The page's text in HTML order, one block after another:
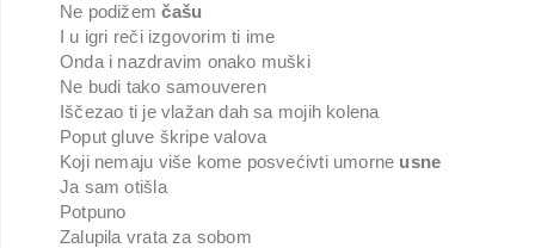
Ne podižemčašu
I u igri reči izgovorim ti ime
Onda i nazdravim onako muški
Ne budi tako samouveren
Iščezao ti je vlažan dah sa mojih kolena
Poput gluve škripe valova
Koji nemaju više kome posvećivti umorne usne
Ja sam otišla
Potpuno
Zalupila vrata za sobom